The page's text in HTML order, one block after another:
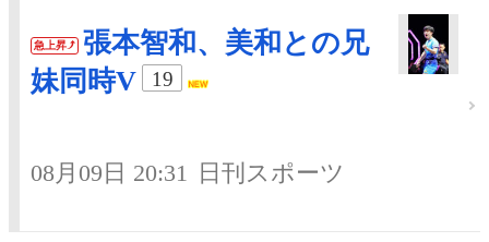
急上昇
張本智和、美和との兄
妹同時V
19
08月09日 20:31 日刊スポーツ